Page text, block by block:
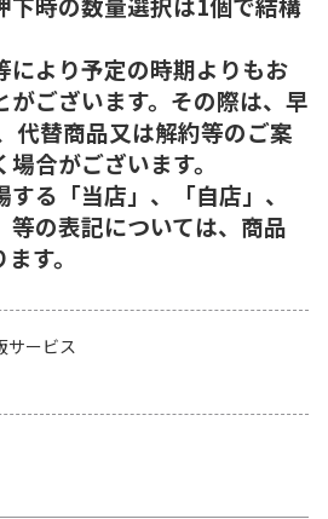
より予定の時期よりもお
がございます。その際は、早
代替商品又は解約等のご案
合がございます。
る「当店」、「自店」、
等の表記については、商品
す。
サービス